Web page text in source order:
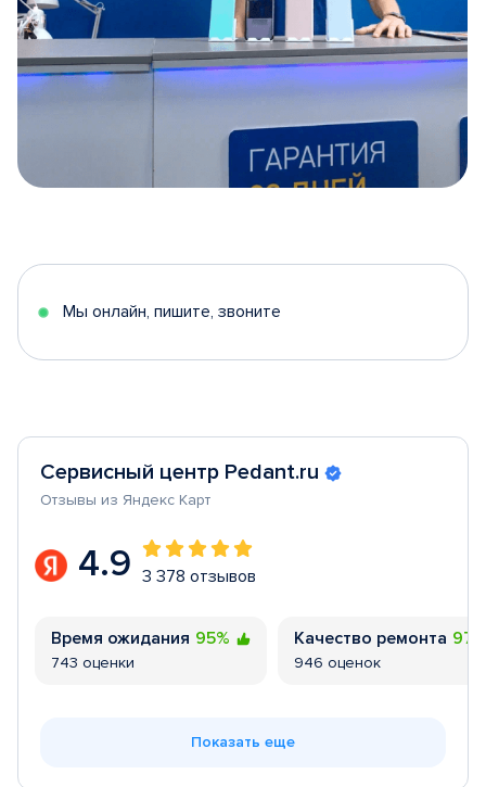
5
Мы онлайн, пишите, звоните
Сервисный центр Pedant.ru
Отзывы из Яндекс Карт
4.9 3 378 отзывов
Время ожидания 95%
743 оценки
Качество ремонта
946 оценок
Показать еще